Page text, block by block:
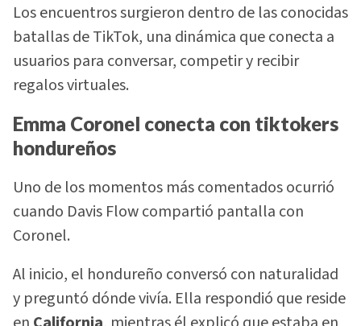
Los encuentros surgieron dentro de las conocidas
batallas de TikTok, una dinámica que conecta a
usuarios para conversar, competir y recibir
regalos virtuales.
Emma Coronel conecta con tiktokers
hondureños
Uno de los momentos más comentados ocurrió
cuando Davis Flow compartió pantalla con
Coronel.
Al inicio, el hondureño conversó con naturalidad
y preguntó dónde vivía. Ella respondió que reside